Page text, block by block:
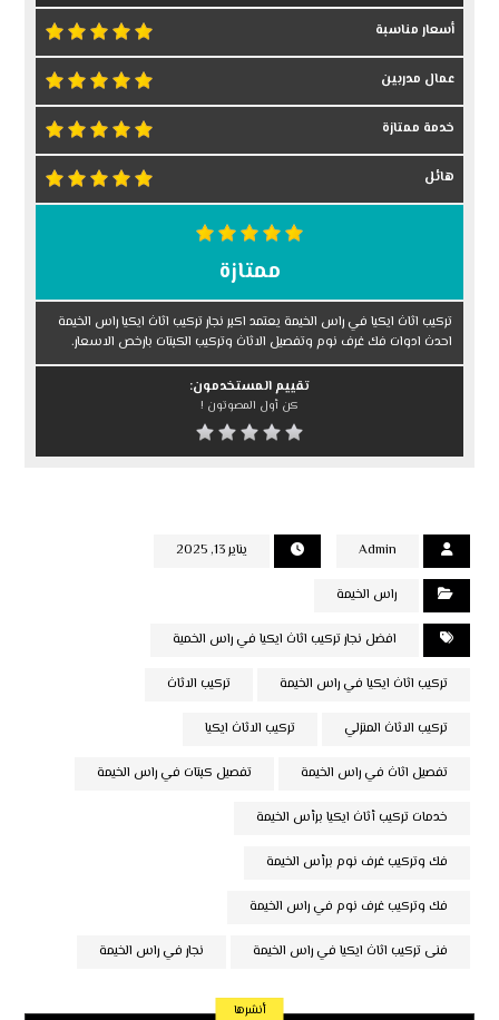
أسعار مناسبة
عمال مدربين
خدمة ممتازة
هائل
ممتازة
تركيب اثاث ايكيا في راس الخيمة يعتمد اكبر نجار تركيب اثاث ايكيا راس الخيمة
احدث ادوات فك غرف نوم وتفصيل الاثاث وتركيب الكبتات بارخص الاسعار.
تقييم المستخدمون:
كن أول المصوتون !
Admin يناير 13, 2025
راس الخيمة
افضل نجار تركيب اثاث ايكيا في راس الخمية
تركيب اثاث ايكيا في راس الخيمة تركيب الاثاث
تركيب الاثاث المنزلي تركيب الاثاث ايكيا
تفصيل اثاث في راس الخيمة تفصيل كبتات في راس الخيمة
خدمات تركيب أثاث ايكيا برأس الخيمة
فك وتركيب غرف نوم برأس الخيمة
فك وتركيب غرف نوم في راس الخيمة
فنى تركيب اثاث ايكيا في راس الخيمة نجار في راس الخيمة